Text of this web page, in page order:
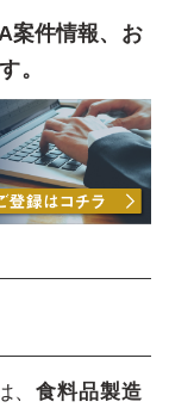
案件情報、お
。
、食料品製造